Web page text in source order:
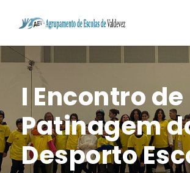
I Encontro de
Patinagem
Desporto